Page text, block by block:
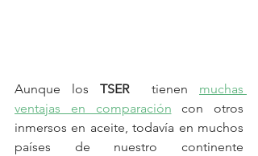
Aunque los TSER
  tienen
muchas
ventajas en comparación con otros
inmersos en aceite, todavía en muchos
países de nuestro continente